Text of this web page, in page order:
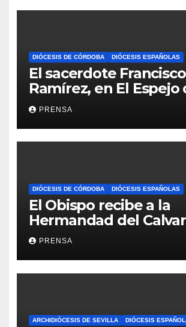
DIÓCESIS DE CÓRDOBA DIÓCESIS ESPAÑOLAS
El sacerdote Francisco
Ramírez, en El Espejo
Iglesia
PRENSA
DIÓCESIS DE CÓRDOBA DIÓCESIS ESPAÑOLAS
El Obispo recibe a la
Hermandad del
PRENSA
ARCHIDIÓCESIS DE SEVILLA DIÓCESIS